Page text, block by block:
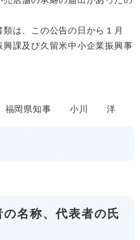
は、この公告の日から１月
課及び久留米中小企業振興事
福岡県知事 小川 洋
名称、代表者の氏